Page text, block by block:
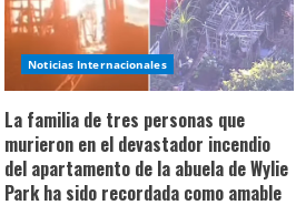
Noticias Internacionales
La familia de tres personas que
murieron en el devastador incendio
del apartamento de la abuela de Wylie
Park ha sido recordada como amable